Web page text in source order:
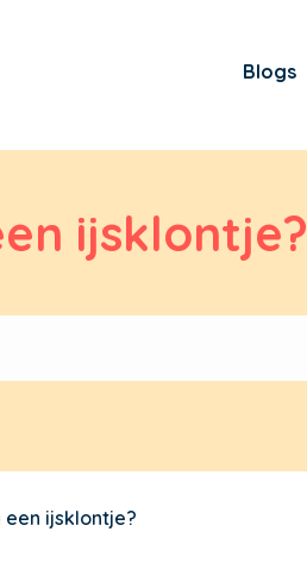
Blogs
ijsklontje?
een ijsklontje?